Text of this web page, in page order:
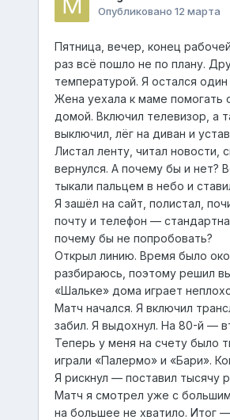
Опубликовано 12 марта
Пятница, вечер, конец
раз всё пошло не по плану.
температурой. Я остался
Жена уехала к маме помогать
домой. Включил телевизор, а
выключил, лёг на диван и
Листал ленту, читал новости,
вернулся. А почему бы и нет?
тыкали пальцем в небо и
Я зашёл на сайт, полистал,
почту и телефон —
почему бы не попробовать?
Открыл линию. Время было
разбираюсь, поэтому решил
«Шальке» дома играет
Матч начался. Я включил
забил. Я выдохнул. На 80-й —
Теперь у меня на счету было
играли «Палермо» и «Бари».
Я рискнул — поставил тысячу
Матч я смотрел уже с
на большее не хватило. Итог